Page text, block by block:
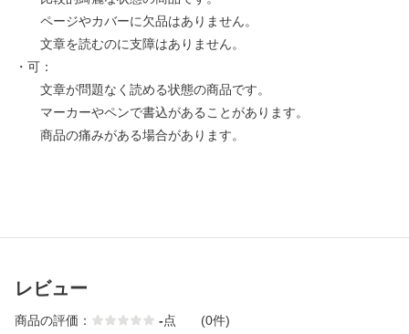
ページやカバーに欠品はありません。
文章を読むのに支障はありません。
・可：
文章が問題なく読める状態の商品です。
マーカーやペンで書込があることがあります。
商品の痛みがある場合があります。
レビュー
商品の評価： -点 (0件)